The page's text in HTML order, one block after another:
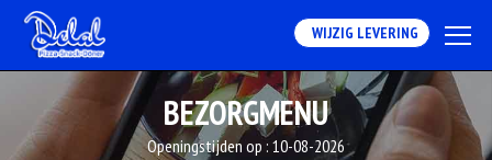
WIJZIG LEVERING
BEZORGMENU
Openingstijden op : 10-08-2026